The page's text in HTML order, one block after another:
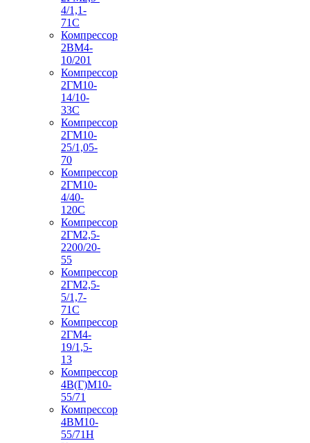
4/1,1-
71С
Компрессор
2ВМ4-
10/201
Компрессор
2ГМ10-
14/10-
33С
Компрессор
2ГМ10-
25/1,05-
70
Компрессор
2ГМ10-
4/40-
120С
Компрессор
2ГМ2,5-
2200/20-
55
Компрессор
2ГМ2,5-
5/1,7-
71С
Компрессор
2ГМ4-
19/1,5-
13
Компрессор
4В(Г)М10-
55/71
Компрессор
4ВМ10-
55/71Н